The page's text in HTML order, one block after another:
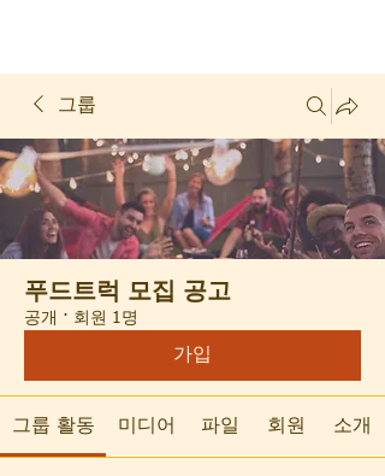
그룹
푸드트럭 모집 공고
공개 · 회원 1명
가입
그룹 활동 미디어 파일 회원 소개